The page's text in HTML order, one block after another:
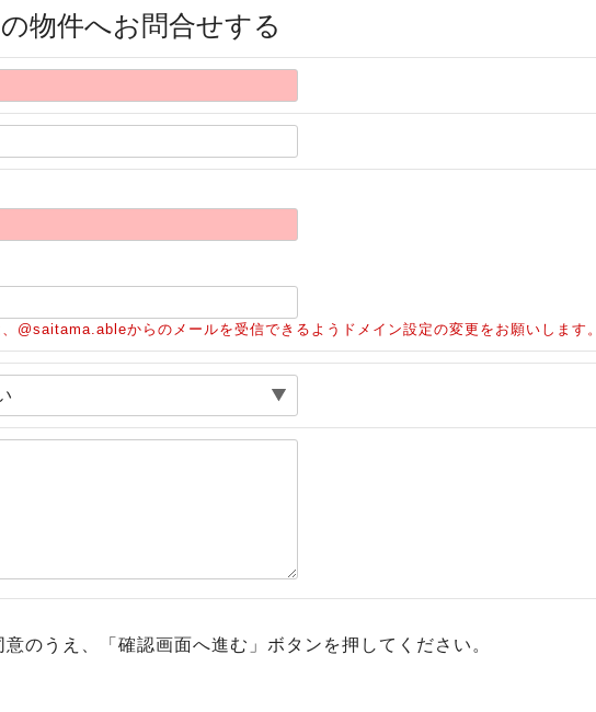
物件へお問合せする
@saitama.ableからのメールを受信できるようドメイン設定の変更をお願いします。
意のうえ、「確認画面へ進む」ボタンを押してください。